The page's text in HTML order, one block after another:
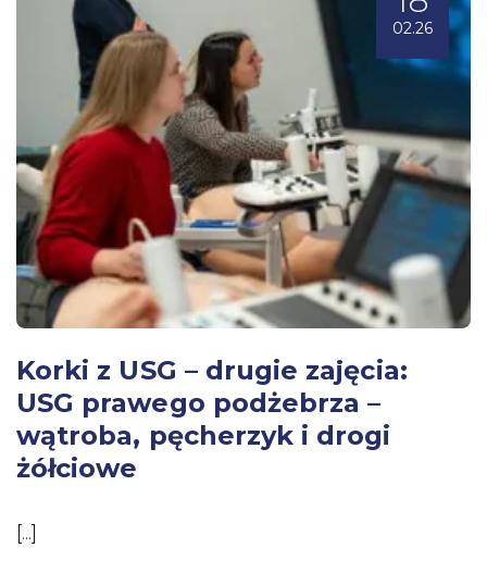
02.26
Korki z USG – drugie zajęcia:
USG prawego podżebrza –
wątroba, pęcherzyk i drogi
żółciowe
[...]